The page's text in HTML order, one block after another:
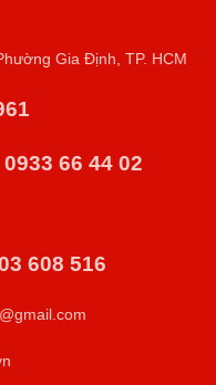
Gia Định, TP. HCM
0933 66 44 02
608 516